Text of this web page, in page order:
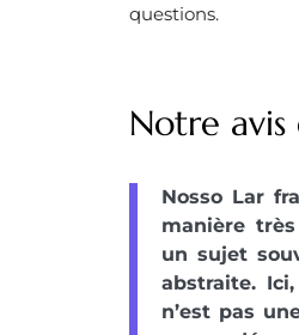
questions.
Notre avis
Nosso Lar
manière très
un sujet
abstraite.
n’est pas